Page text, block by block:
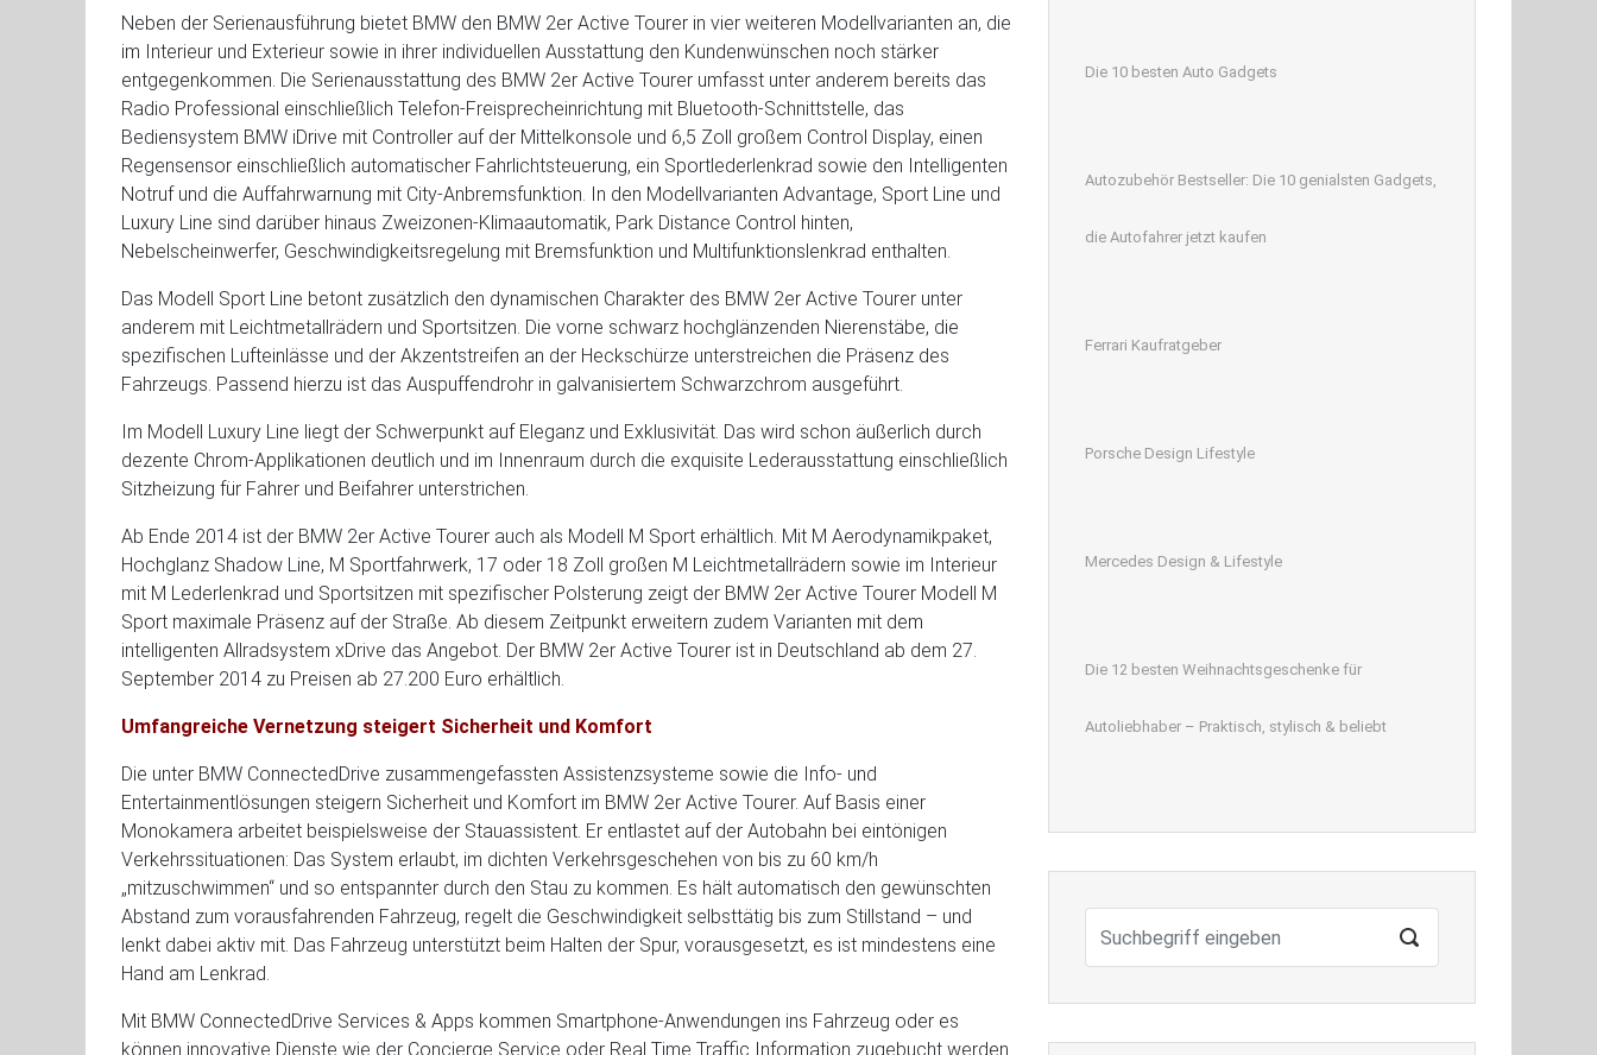
Neben der Serienausführung bietet BMW den BMW 2er Active Tourer in vier weiteren Modellvarianten an, die
im Interieur und Exterieur sowie in ihrer individuellen Ausstattung den Kundenwünschen noch stärker
entgegenkommen. Die Serienausstattung des BMW 2er Active Tourer umfasst unter anderem bereits das
Radio Professional einschließlich Telefon-Freisprecheinrichtung mit Bluetooth-Schnittstelle, das
Bediensystem BMW iDrive mit Controller auf der Mittelkonsole und 6,5 Zoll großem Control Display, einen
Regensensor einschließlich automatischer Fahrlichtsteuerung, ein Sportlederlenkrad sowie den Intelligenten
Notruf und die Auffahrwarnung mit City-Anbremsfunktion. In den Modellvarianten Advantage, Sport Line und
Luxury Line sind darüber hinaus Zweizonen-Klimaautomatik, Park Distance Control hinten,
Nebelscheinwerfer, Geschwindigkeitsregelung mit Bremsfunktion und Multifunktionslenkrad enthalten.
Das Modell Sport Line betont zusätzlich den dynamischen Charakter des BMW 2er Active Tourer unter
anderem mit Leichtmetallrädern und Sportsitzen. Die vorne schwarz hochglänzenden Nierenstäbe, die
spezifischen Lufteinlässe und der Akzentstreifen an der Heckschürze unterstreichen die Präsenz des
Fahrzeugs. Passend hierzu ist das Auspuffendrohr in galvanisiertem Schwarzchrom ausgeführt.
Im Modell Luxury Line liegt der Schwerpunkt auf Eleganz und Exklusivität. Das wird schon äußerlich durch
dezente Chrom-Applikationen deutlich und im Innenraum durch die exquisite Lederausstattung einschließlich
Sitzheizung für Fahrer und Beifahrer unterstrichen.
Ab Ende 2014 ist der BMW 2er Active Tourer auch als Modell M Sport erhältlich. Mit M Aerodynamikpaket,
Hochglanz Shadow Line, M Sportfahrwerk, 17 oder 18 Zoll großen M Leichtmetallrädern sowie im Interieur
mit M Lederlenkrad und Sportsitzen mit spezifischer Polsterung zeigt der BMW 2er Active Tourer Modell M
Sport maximale Präsenz auf der Straße. Ab diesem Zeitpunkt erweitern zudem Varianten mit dem
intelligenten Allradsystem xDrive das Angebot. Der BMW 2er Active Tourer ist in Deutschland ab dem 27.
September 2014 zu Preisen ab 27.200 Euro erhältlich.
Umfangreiche Vernetzung steigert Sicherheit und Komfort
Die unter BMW ConnectedDrive zusammengefassten Assistenzsysteme sowie die Info- und
Entertainmentlösungen steigern Sicherheit und Komfort im BMW 2er Active Tourer. Auf Basis einer
Monokamera arbeitet beispielsweise der Stauassistent. Er entlastet auf der Autobahn bei eintönigen
Verkehrssituationen: Das System erlaubt, im dichten Verkehrsgeschehen von bis zu 60 km/h
„mitzuschwimmen“ und so entspannter durch den Stau zu kommen. Es hält automatisch den gewünschten
Abstand zum vorausfahrenden Fahrzeug, regelt die Geschwindigkeit selbsttätig bis zum Stillstand – und
lenkt dabei aktiv mit. Das Fahrzeug unterstützt beim Halten der Spur, vorausgesetzt, es ist mindestens eine
Hand am Lenkrad.
Mit BMW ConnectedDrive Services & Apps kommen Smartphone-Anwendungen ins Fahrzeug oder es
können innovative Dienste wie der Concierge Service oder Real Time Traffic Information zugebucht werden.
Die 10 besten Auto Gadgets
Autozubehör Bestseller: Die 10 genialsten Gadgets,
die Autofahrer jetzt kaufen
Ferrari Kaufratgeber
Porsche Design Lifestyle
Mercedes Design & Lifestyle
Die 12 besten Weihnachtsgeschenke für
Autoliebhaber – Praktisch, stylisch & beliebt